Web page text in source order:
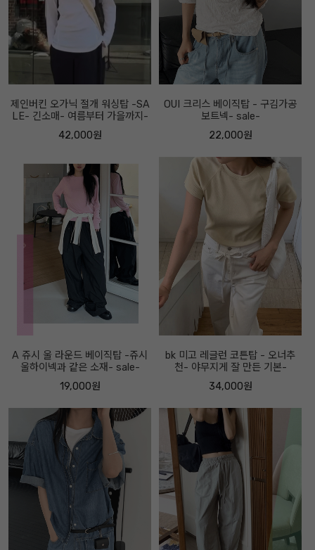
제인버킨 오가닉 절개 워싱탑 -SA
LE- 긴소매- 여름부터 가을까지-
42,000원
OUI 크리스 베이직탑 - 구김가공
보트넥- sale-
22,000원
A 쥬시 울 라운드 베이직탑 -쥬시
울하이넥과 같은 소재- sale-
19,000원
bk 미고 레글런 코튼탑 - 오너추
천- 야무지게 잘 만든 기본-
34,000원